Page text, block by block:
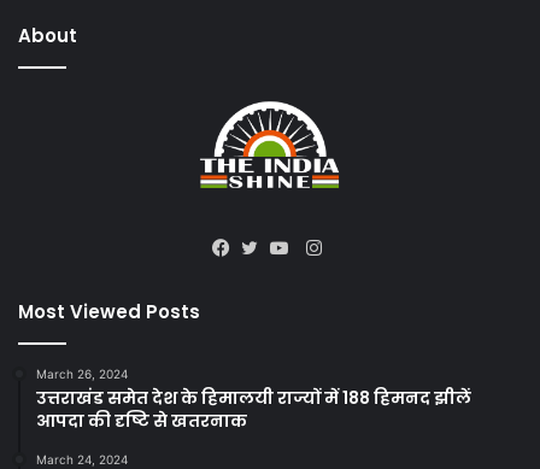
About
Instagram
Most Viewed Posts
March 26, 2024
उत्तराखंड समेत देश के हिमालयी राज्यों में 188 हिमनद झीलें
आपदा की दृष्टि से खतरनाक
March 24, 2024